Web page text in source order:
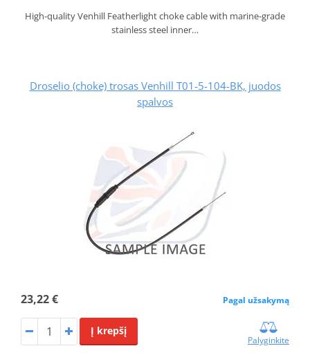
High-quality Venhill Featherlight choke cable with marine-grade
stainless steel inner…
Droselio (choke) trosas Venhill T01-5-104-BK, juodos
spalvos
23,22 € Pagal užsakymą
Į krepšį
Palyginkite